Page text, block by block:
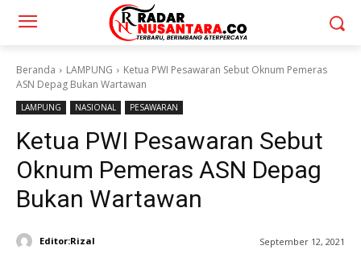
Beranda LAMPUNG
Ketua PWI Pesawaran Sebut Oknum Pemeras
ASN Depag Bukan Wartawan
LAMPUNG NASIONAL PESAWARAN
Ketua PWI Pesawaran Sebut
Oknum Pemeras ASN Depag
Bukan Wartawan
Editor:Rizal September 12, 2021